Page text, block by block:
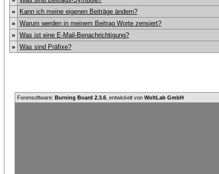
»
Kann ich meine eigenen Beiträge ändern?
» Warum werden in meinem Beitrag Worte zensiert?
» Was ist eine E-Mail-Benachrichtigung?
» Was sind Präfixe?
Forensoftware: Burning Board 2.3.6 , entwickelt von WoltLab GmbH